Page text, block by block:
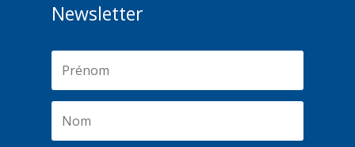
Newsletter